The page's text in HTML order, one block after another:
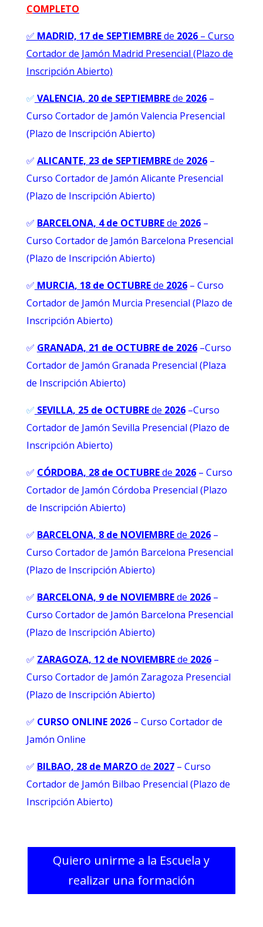
COMPLETO
✅ MADRID, 17 de SEPTIEMBREde 2026– Curso
Cortador de Jamón Madrid Presencial (Plazo de
Inscripción Abierto)
✅ VALENCIA, 20 de SEPTIEMBREde 2026–
Curso Cortador de Jamón Valencia Presencial
(Plazo de Inscripción Abierto)
✅ ALICANTE, 23 de SEPTIEMBREde 2026–
Curso Cortador de Jamón Alicante Presencial
(Plazo de Inscripción Abierto)
✅ BARCELONA, 4 de OCTUBREde 2026–
Curso Cortador de Jamón Barcelona Presencial
(Plazo de Inscripción Abierto)
✅ MURCIA, 18 de OCTUBREde 2026– Curso
Cortador de Jamón Murcia Presencial (Plazo de
Inscripción Abierto)
✅ GRANADA, 21 de OCTUBRE de 2026–Curso
Cortador de Jamón Granada Presencial (Plaza
de Inscripción Abierto)
✅ SEVILLA, 25 de OCTUBREde 2026–Curso
Cortador de Jamón Sevilla Presencial (Plazo de
Inscripción Abierto)
✅ CÓRDOBA, 28 de OCTUBREde 2026– Curso
Cortador de Jamón Córdoba Presencial (Plazo
de Inscripción Abierto)
✅ BARCELONA, 8 de NOVIEMBREde 2026–
Curso Cortador de Jamón Barcelona Presencial
(Plazo de Inscripción Abierto)
✅ BARCELONA, 9 de NOVIEMBREde 2026–
Curso Cortador de Jamón Barcelona Presencial
(Plazo de Inscripción Abierto)
✅ ZARAGOZA, 12 de NOVIEMBREde 2026–
Curso Cortador de Jamón Zaragoza Presencial
(Plazo de Inscripción Abierto)
✅ CURSO ONLINE 2026– Curso Cortador de
Jamón Online
✅ BILBAO, 28 de MARZO de 2027– Curso
Cortador de Jamón Bilbao Presencial (Plazo de
Inscripción Abierto)
Quiero unirme a la Escuela y
realizar una formación